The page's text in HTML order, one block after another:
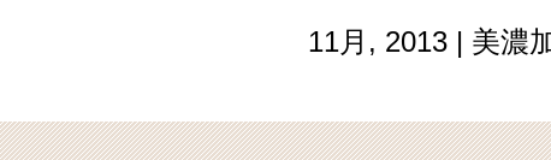
11月, 2013 | 美濃